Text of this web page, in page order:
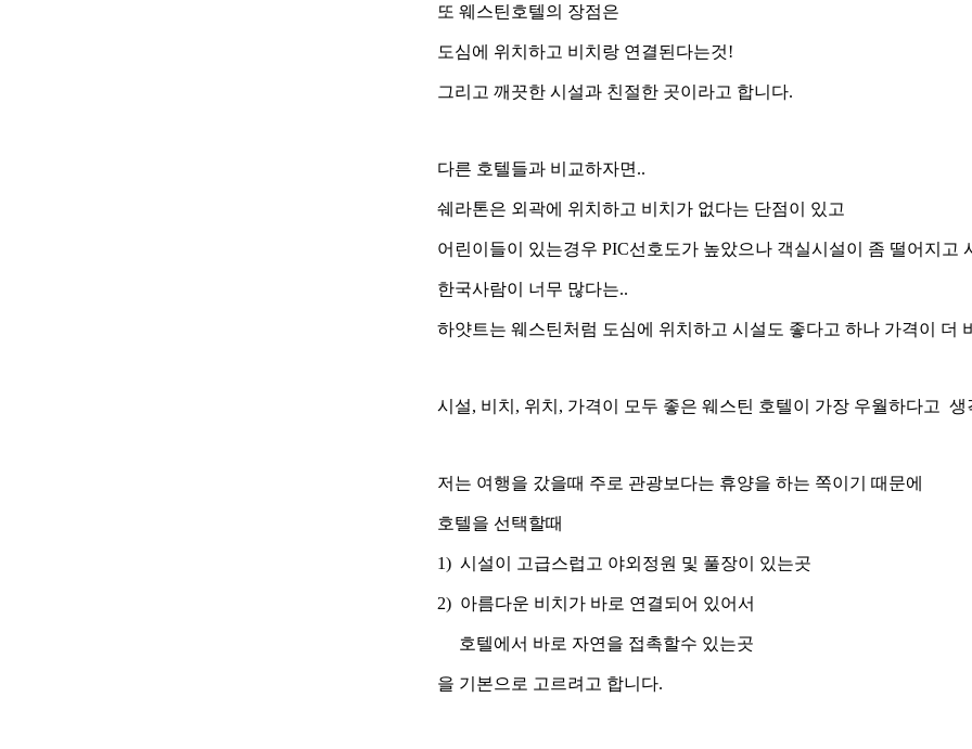
또 웨스틴호텔의 장점은
도심에 위치하고 비치랑 연결된다는것!
그리고 깨끗한 시설과 친절한 곳이라고 합니다.
다른 호텔들과 비교하자면..
쉐라톤은 외곽에 위치하고 비치가 없다는 단점이 있고
어린이들이 있는경우 PIC선호도가 높았으나 객실시설이 좀 떨어지고
한국사람이 너무 많다는..
하얏트는 웨스틴처럼 도심에 위치하고 시설도 좋다고 하나 가격이 더
시설, 비치, 위치, 가격이 모두 좋은 웨스틴 호텔이 가장 우월하다고 생
저는 여행을 갔을때 주로 관광보다는 휴양을 하는 쪽이기 때문에
호텔을 선택할때
1) 시설이 고급스럽고 야외정원 및 풀장이 있는곳
2) 아름다운 비치가 바로 연결되어 있어서
호텔에서 바로 자연을 접촉할수 있는곳
을 기본으로 고르려고 합니다.